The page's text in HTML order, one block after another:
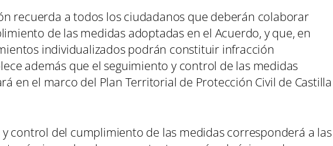
recuerda a todos los ciudadanos que deberán colaborar
de las medidas adoptadas en el Acuerdo, y que, en
individualizados podrán constituir infracción
además que el seguimiento y control de las medidas
en el marco del Plan Territorial de Protección Civil de Castilla
y control del cumplimiento de las medidas corresponderá a las